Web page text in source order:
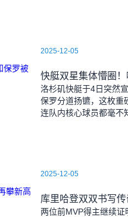
2025-12-05
洛杉矶快艇于4日突然
保罗分道扬镳，这枚重
连队内核心球员都毫不
2025-12-05
两位前MVP得主继续